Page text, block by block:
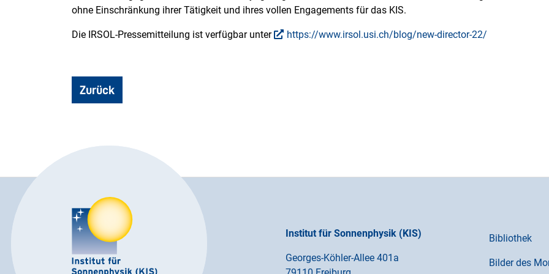
ohne Einschränkung ihrer Tätigkeit und ihres vollen Engagements für das KIS.
Die IRSOL-Pressemitteilung ist verfügbar unter https://www.irsol.usi.ch/blog/new-director-22/
Zurück
Institut für Sonnenphysik (KIS)
Georges-Köhler-Allee 401a
Bibliothek
Bilder des